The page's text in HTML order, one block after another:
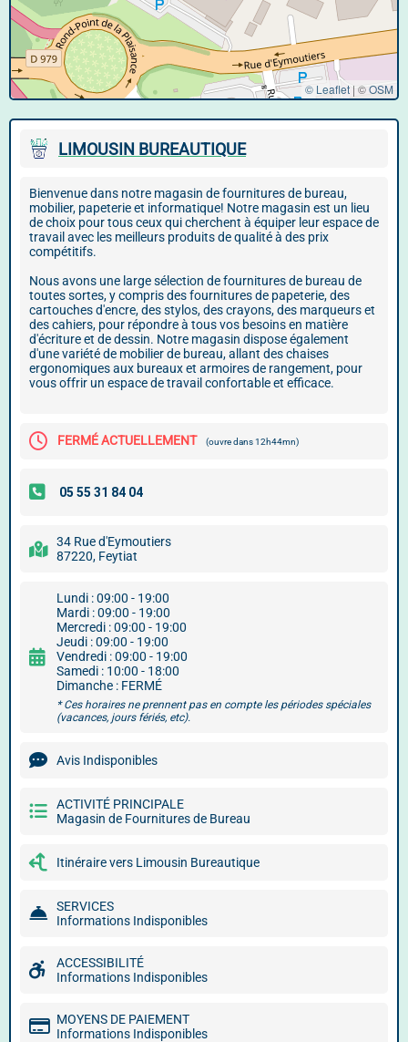
© Leaflet | ©OSM
LIMOUSIN BUREAUTIQUE
Bienvenue dans notre magasin de fournitures de bureau,
mobilier, papeterie et informatique! Notre magasin est un lieu
de choix pour tous ceux qui cherchent à équiper leur espace de
travail avec les meilleurs produits de qualité à des prix
compétitifs.
Nous avons une large sélection de fournitures de bureau de
toutes sortes, y compris des fournitures de papeterie, des
cartouches d'encre, des stylos, des crayons, des marqueurs et
des cahiers, pour répondre à tous vos besoins en matière
d'écriture et de dessin. Notre magasin dispose également
d'une variété de mobilier de bureau, allant des chaises
ergonomiques aux bureaux et armoires de rangement, pour
vous offrir un espace de travail confortable et efficace.
FERMÉ ACTUELLEMENT (ouvre dans 12h44mn)
34 Rue d'Eymoutiers
87220, Feytiat
Lundi : 09:00 - 19:00
Mardi : 09:00 - 19:00
Mercredi : 09:00 - 19:00
Jeudi : 09:00 - 19:00
Vendredi : 09:00 - 19:00
Samedi : 10:00 - 18:00
Dimanche : FERMÉ
* Ces horaires ne prennent pas en compte les périodes spéciales
(vacances, jours fériés, etc).
Avis Indisponibles
ACTIVITÉ PRINCIPALE
Magasin de Fournitures de Bureau
Itinéraire vers Limousin Bureautique
SERVICES
Informations Indisponibles
ACCESSIBILITÉ
Informations Indisponibles
MOYENS DE PAIEMENT
Informations Indisponibles